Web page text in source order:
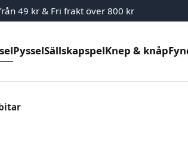
49 kr & Fri frakt över 800 kr
PysselSällskapspelKnep & knåp